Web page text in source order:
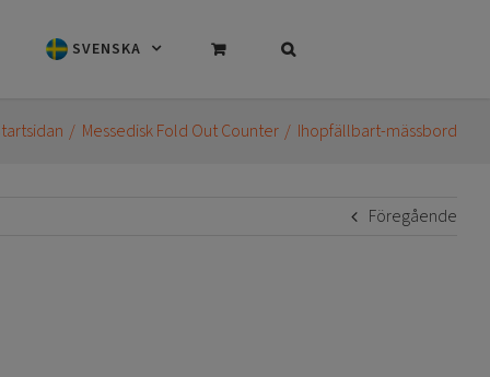
SVENSKA
Messedisk Fold Out Counter Ihopfällbart-mässbord
Föregående